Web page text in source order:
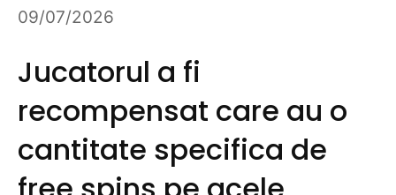
09/07/2026
Jucatorul a fi
recompensat care au o
cantitate specifica de